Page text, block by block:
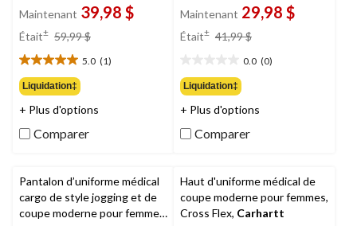
Maintenant 39,98 $
Était± 59,99 $
59,99 $
5.0 (1)
5.0
étoile(s)
sur
5.
1
évaluation
Liquidation‡
+ Plus d'options
Comparer
Maintenant 29,98 $
Était± 41,99 $
41,99 $
0.0 (0)
étoile(s)
sur
5.
Liquidation‡
+ Plus d'options
Comparer
Pantalon d’uniforme médical
cargo de style jogging et de
coupe moderne pour femmes,
Haut d'uniforme médical de
coupe moderne pour femmes,
Cross Flex, Carhartt